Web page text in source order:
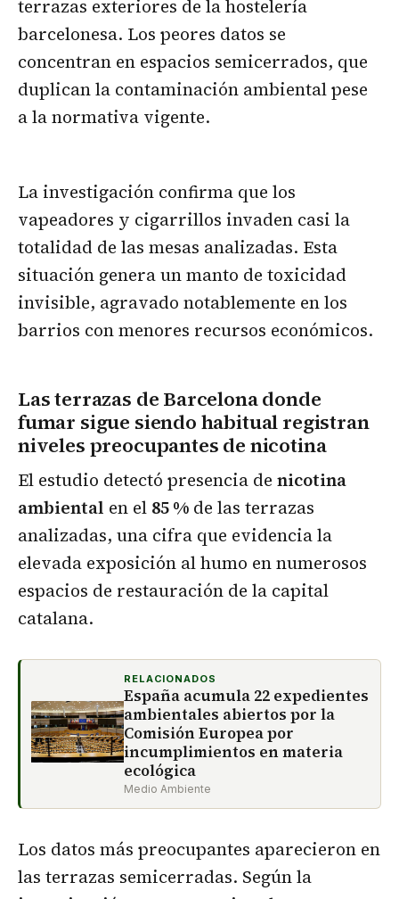
terrazas exteriores de la hostelería
barcelonesa. Los peores datos se
concentran en espacios semicerrados, que
duplican la contaminación ambiental pese
a la normativa vigente.
La investigación confirma que los
vapeadores y cigarrillos invaden casi la
totalidad de las mesas analizadas. Esta
situación genera un manto de toxicidad
invisible, agravado notablemente en los
barrios con menores recursos económicos.
Las terrazas de Barcelona donde
fumar sigue siendo habitual registran
niveles preocupantes de nicotina
El estudio detectó presencia de nicotina
ambiental en el 85 % de las terrazas
analizadas, una cifra que evidencia la
elevada exposición al humo en numerosos
espacios de restauración de la capital
catalana.
RELACIONADOS
España acumula 22 expedientes
ambientales abiertos por la
Comisión Europea por
incumplimientos en materia
ecológica
Medio Ambiente
Los datos más preocupantes aparecieron en
las terrazas semicerradas. Según la